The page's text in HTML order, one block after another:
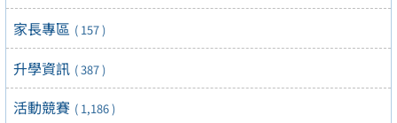
家長專區 ( 157 )
升學資訊 ( 387 )
活動競賽 ( 1,186 )